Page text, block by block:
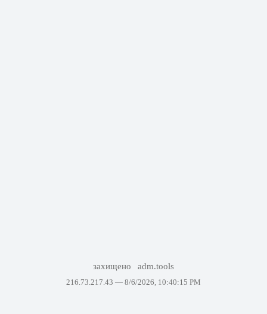
захищено adm.tools
216.73.217.43 — 8/6/2026, 10:40:15 PM